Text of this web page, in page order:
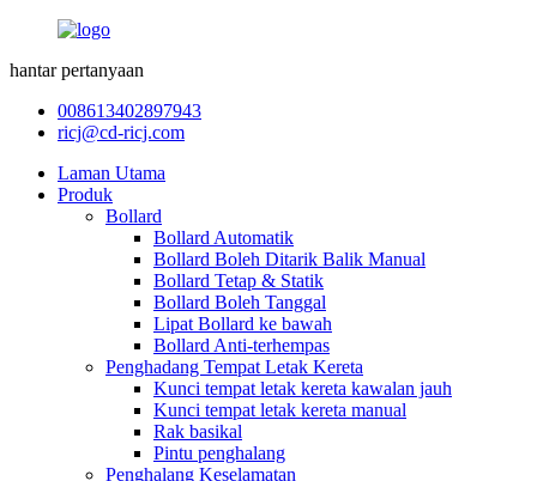
hantar pertanyaan
008613402897943
ricj@cd-ricj.com
Laman Utama
Produk
Bollard
Bollard Automatik
Bollard Boleh Ditarik Balik Manual
Bollard Tetap & Statik
Bollard Boleh Tanggal
Lipat Bollard ke bawah
Bollard Anti-terhempas
Penghadang Tempat Letak Kereta
Kunci tempat letak kereta kawalan jauh
Kunci tempat letak kereta manual
Rak basikal
Pintu penghalang
Penghalang Keselamatan